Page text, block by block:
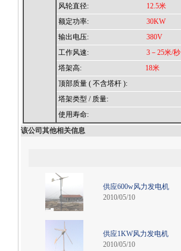
风轮直径:
12.5米
额定功率:
30KW
输出电压:
380V
工作风速:
3－25米/秒
塔架高:
18米
顶部质量 ( 不含塔杆 ):
塔架类型 / 质量:
使用寿命:
该公司其他相关信息
供应600w风力发电机
2010/05/10
供应1KW风力发电机
2010/05/10